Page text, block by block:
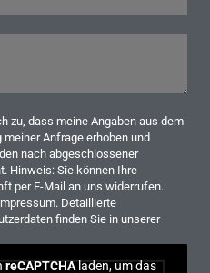
zu, dass meine Angaben aus dem
Anfrage erhoben und
nach abgeschlossener
Hinweis: Sie können Ihre
per E-Mail an uns widerrufen.
Detaillierte
finden Sie in unserer
reCAPTCHAladen, um das